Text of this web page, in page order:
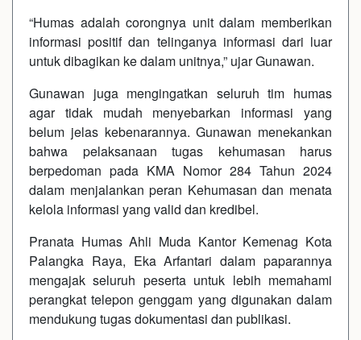
“Humas adalah corongnya unit dalam memberikan
informasi positif dan telinganya informasi dari luar
untuk dibagikan ke dalam unitnya,” ujar Gunawan.
Gunawan juga mengingatkan seluruh tim humas
agar tidak mudah menyebarkan informasi yang
belum jelas kebenarannya. Gunawan menekankan
bahwa pelaksanaan tugas kehumasan harus
berpedoman pada KMA Nomor 284 Tahun 2024
dalam menjalankan peran Kehumasan dan menata
kelola informasi yang valid dan kredibel.
Pranata Humas Ahli Muda Kantor Kemenag Kota
Palangka Raya, Eka Arfantari dalam paparannya
mengajak seluruh peserta untuk lebih memahami
perangkat telepon genggam yang digunakan dalam
mendukung tugas dokumentasi dan publikasi.